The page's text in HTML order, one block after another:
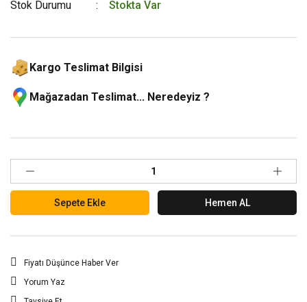
Stok Durumu
Stokta Var
Kargo Teslimat Bilgisi
Mağazadan Teslimat... Neredeyiz ?
Sepete Ekle Hemen AL
Fiyatı Düşünce Haber Ver
Yorum Yaz